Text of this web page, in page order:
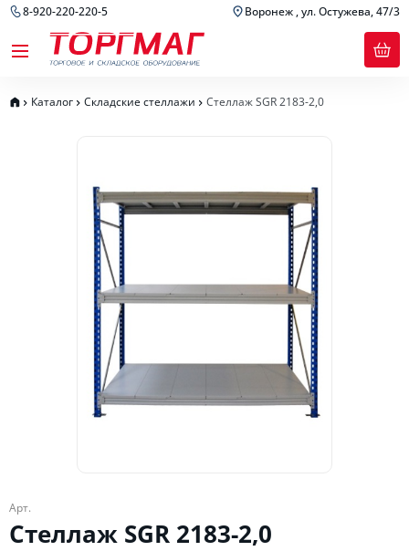
8-920-220-220-5 Воронеж , ул. Остужева, 47/3
Каталог Складские стеллажи Стеллаж SGR 2183-2,0
Арт.
Стеллаж SGR 2183-2,0